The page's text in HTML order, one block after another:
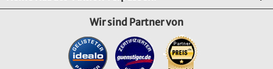
Wir sind Partner von